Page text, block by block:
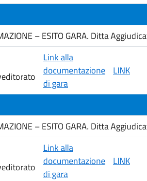
– ESITO GARA. Ditta
Link alla
documentazione
di gara
LINK
– ESITO GARA. Ditta
Link alla
documentazione
di gara
LINK